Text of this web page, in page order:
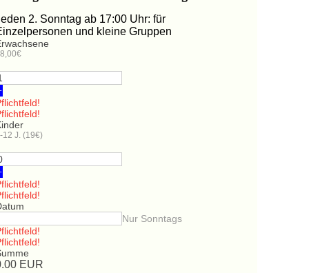
2. Sonntag ab 17:00 Uhr: für
und kleine Gruppen
12 J. (19€)
Nur Sonntags
EUR